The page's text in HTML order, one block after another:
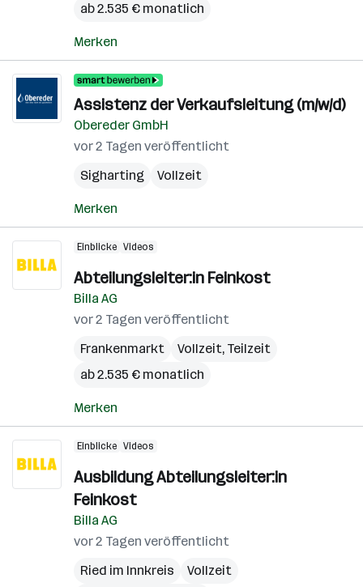
ab 2.535 € monatlich
Merken
Assistenz der Verkaufsleitung (m/w/d)
Obereder GmbH
vor 2 Tagen veröffentlicht
Sigharting
Vollzeit
Merken
Einblicke Videos
Abteilungsleiter:in Feinkost
Billa AG
vor 2 Tagen veröffentlicht
Frankenmarkt
Vollzeit, Teilzeit
ab 2.535 € monatlich
Merken
Einblicke Videos
Ausbildung Abteilungsleiter:in
Feinkost
Billa AG
vor 2 Tagen veröffentlicht
Ried im Innkreis
Vollzeit